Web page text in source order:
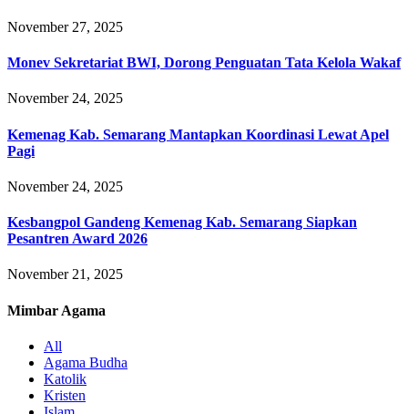
November 27, 2025
Monev Sekretariat BWI, Dorong Penguatan Tata Kelola Wakaf
November 24, 2025
Kemenag Kab. Semarang Mantapkan Koordinasi Lewat Apel
Pagi
November 24, 2025
Kesbangpol Gandeng Kemenag Kab. Semarang Siapkan
Pesantren Award 2026
November 21, 2025
Mimbar Agama
All
Agama Budha
Katolik
Kristen